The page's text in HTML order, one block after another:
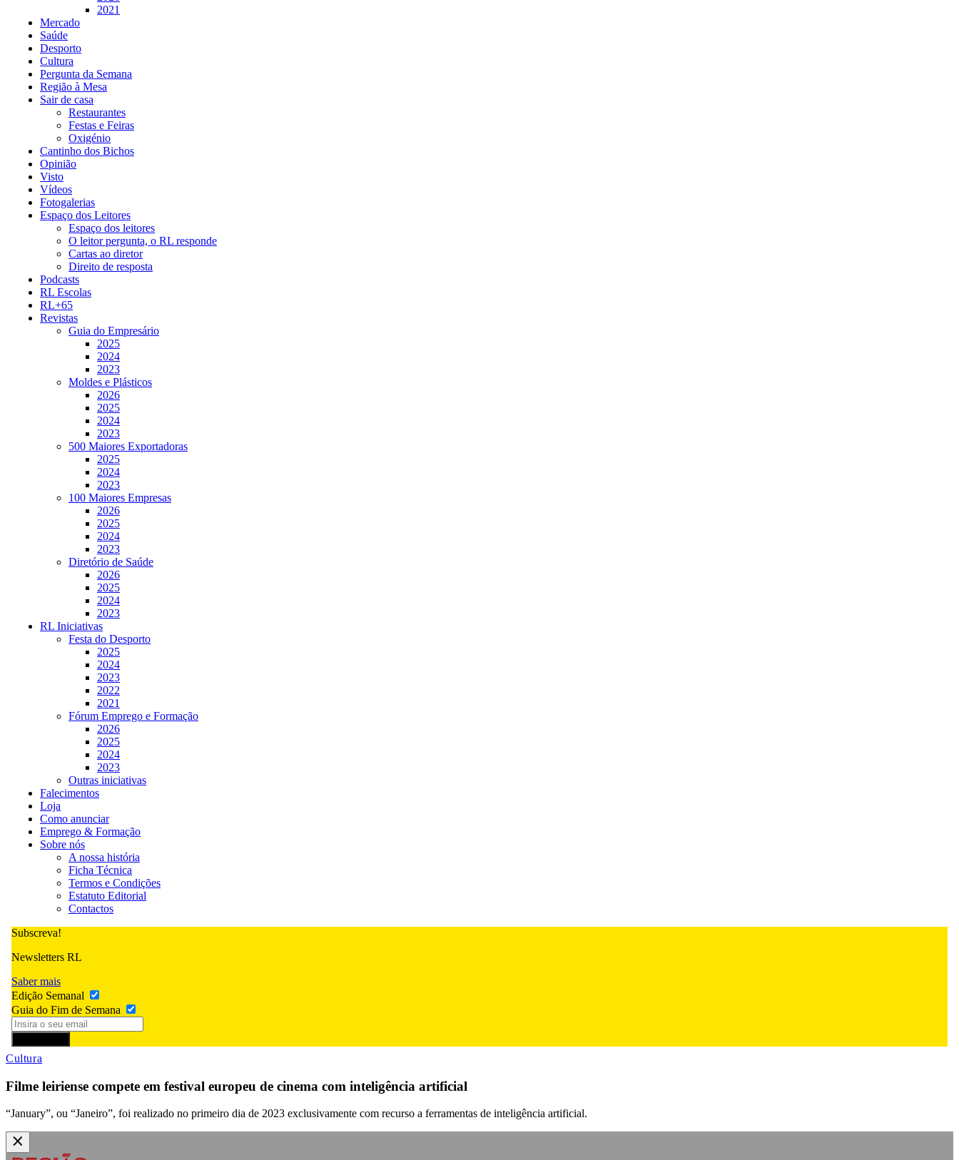
2021
Mercado
Saúde
Desporto
Cultura
Pergunta da Semana
Região à Mesa
Sair de casa
Restaurantes
Festas e Feiras
Oxigénio
Cantinho dos Bichos
Opinião
Visto
Vídeos
Fotogalerias
Espaço dos Leitores
Espaço dos leitores
O leitor pergunta, o RL responde
Cartas ao diretor
Direito de resposta
Podcasts
RL Escolas
RL+65
Revistas
Guia do Empresário
2025
2024
2023
Moldes e Plásticos
2026
2025
2024
2023
500 Maiores Exportadoras
2025
2024
2023
100 Maiores Empresas
2026
2025
2024
2023
Diretório de Saúde
2026
2025
2024
2023
RL Iniciativas
Festa do Desporto
2025
2024
2023
2022
2021
Fórum Emprego e Formação
2026
2025
2024
2023
Outras iniciativas
Falecimentos
Loja
Como anunciar
Emprego & Formação
Sobre nós
A nossa história
Ficha Técnica
Termos e Condições
Estatuto Editorial
Contactos
Subscreva!
Newsletters RL
Saber mais
Edição Semanal
Guia do Fim de Semana
Cultura
Filme leiriense compete em festival europeu de cinema com inteligência artificial
“January”, ou “Janeiro”, foi realizado no primeiro dia de 2023 exclusivamente com recurso a ferramentas de inteligência artificial.